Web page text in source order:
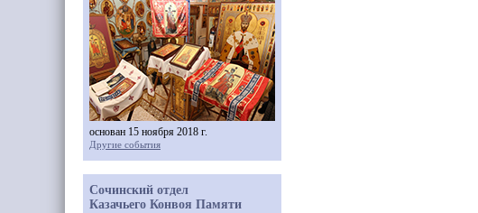
основан 15 ноября 2018 г.
Другие события
Сочинский отдел
Казачьего Конвоя Памяти